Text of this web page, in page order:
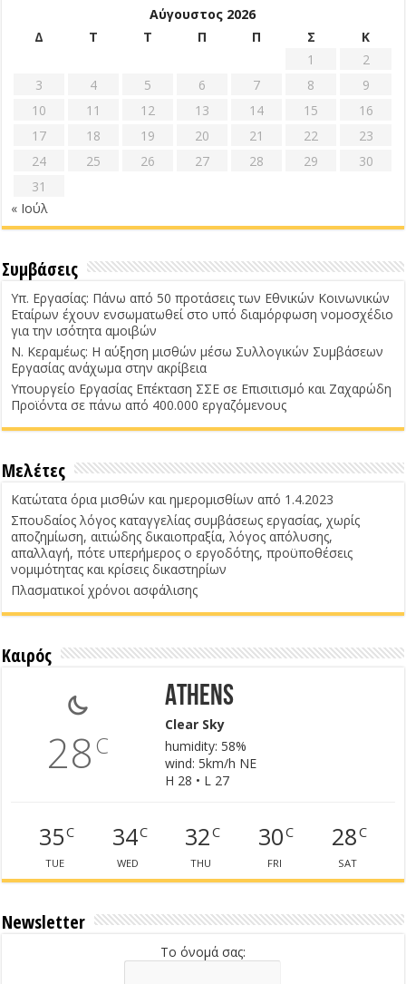
Αύγουστος 2026
Δ
Τ Τ Π Π Σ
Κ
1
2
3
4 5 6 7 8
9
10
11 12 13 14 15
16
17
18 19 20 21 22
23
24
25 26 27 28 29
30
31
« Ιούλ
Συμβάσεις
Υπ. Εργασίας: Πάνω από 50 προτάσεις των Εθνικών Κοινωνικών
Εταίρων έχουν ενσωματωθεί στο υπό διαμόρφωση νομοσχέδιο
για την ισότητα αμοιβών
Ν. Κεραμέως: Η αύξηση μισθών μέσω Συλλογικών Συμβάσεων
Εργασίας ανάχωμα στην ακρίβεια
Υπουργείο Εργασίας Επέκταση ΣΣΕ σε Επισιτισμό και Ζαχαρώδη
Προϊόντα σε πάνω από 400.000 εργαζόμενους
Μελέτες
Κατώτατα όρια μισθών και ημερομισθίων από 1.4.2023
Σπουδαίος λόγος καταγγελίας συμβάσεως εργασίας, χωρίς
αποζημίωση, αιτιώδης δικαιοπραξία, λόγος απόλυσης,
απαλλαγή, πότε υπερήμερος ο εργοδότης, προϋποθέσεις
νομιμότητας και κρίσεις δικαστηρίων
Πλασματικοί χρόνοι ασφάλισης
Καιρός
28C
Athens
Clear Sky
humidity: 58%
wind: 5km/h NE
H 28 • L 27
35C
TUE
34C
WED
32C
THU
30C
FRI
28C
SAT
Newsletter
Το όνομά σας: